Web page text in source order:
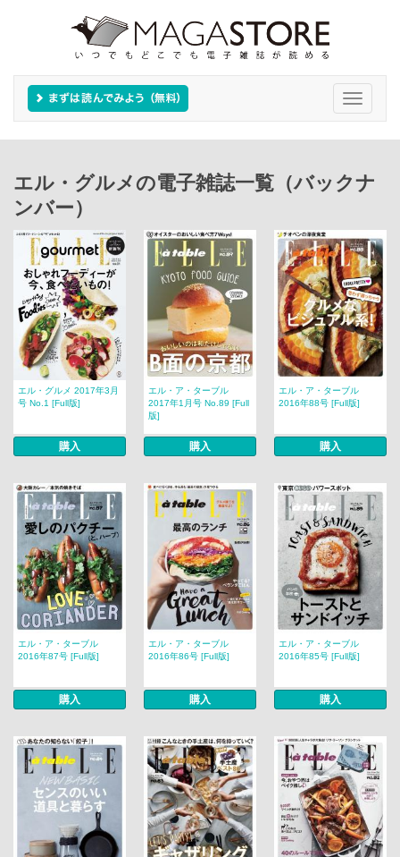
Toggle
エル・グルメの電子雑誌一覧（バックナ
ンバー）
エル・グルメ 2017年3月
号 No.1 [Full版]
購入
エル・ア・ターブル
2017年1月号 No.89 [Full
版]
購入
エル・ア・ターブル
2016年88号 [Full版]
購入
エル・ア・ターブル
2016年87号 [Full版]
購入
エル・ア・ターブル
2016年86号 [Full版]
購入
エル・ア・ターブル
2016年85号 [Full版]
購入